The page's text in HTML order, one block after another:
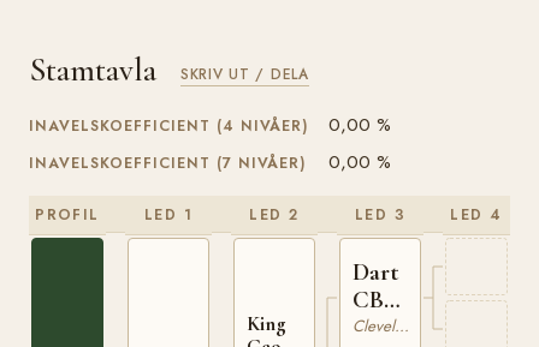
Stamtavla SKRIV UT / DELA
INAVELSKOEFFICIENT (4 NIVÅER) 0,00 %
INAVELSKOEFFICIENT (7 NIVÅER) 0,00 %
PROFIL LED 1 LED 2
King
LED 3
Dart
CB
84
Cleveland Bay
LED 4